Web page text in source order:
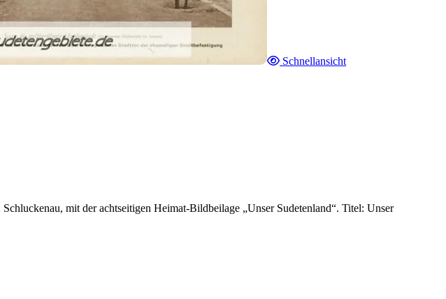
Schnellansicht
mit der achtseitigen Heimat-Bildbeilage „Unser Sudetenland“. Titel: Unser